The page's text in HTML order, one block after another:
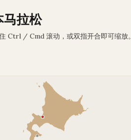
马拉松
Ctrl / Cmd 滚动，或双指开合即可缩放。